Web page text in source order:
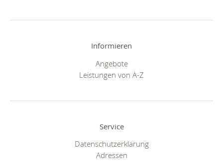
Informieren
Angebote
Leistungen von A-Z
Service
Datenschutzerklärung
Adressen